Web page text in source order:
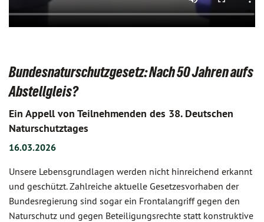
Bundesnaturschutzgesetz: Nach 50 Jahren aufs
Abstellgleis?
Ein Appell von Teilnehmenden des 38. Deutschen
Naturschutztages
16.03.2026
Unsere Lebensgrundlagen werden nicht hinreichend erkannt
und geschützt. Zahlreiche aktuelle Gesetzesvorhaben der
Bundesregierung sind sogar ein Frontalangriff gegen den
Naturschutz und gegen Beteiligungsrechte statt konstruktive